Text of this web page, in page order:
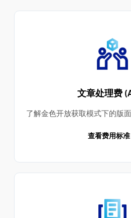
文章处理费
了解金色开放获取模式下的版
查看费用标准